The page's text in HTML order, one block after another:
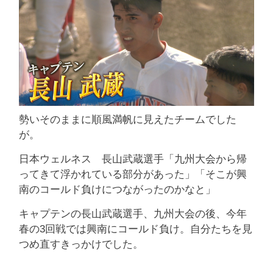
勢いそのままに順風満帆に見えたチームでした
が。
日本ウェルネス 長山武蔵選手「九州大会から帰
ってきて浮かれている部分があった」「そこが興
南のコールド負けにつながったのかなと」
キャプテンの長山武蔵選手、九州大会の後、今年
春の3回戦では興南にコールド負け。自分たちを見
つめ直すきっかけでした。